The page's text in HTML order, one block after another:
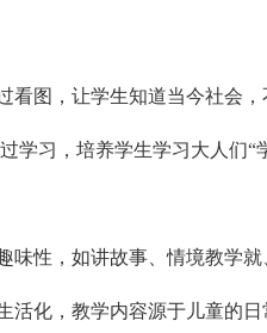
看图，让学生知道当今社会
学习，培养学生学习大人们“
味性，如讲故事、情境教学就
活化，教学内容源于儿童的日